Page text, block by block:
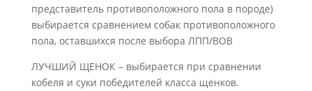
представитель противоположного пола в породе)
выбирается сравнением собак противоположного
пола, оставшихся после выбора ЛПП/ВОВ
ЛУЧШИЙ ЩЕНОК – выбирается при сравнении
кобеля и суки победителей класса щенков.